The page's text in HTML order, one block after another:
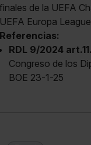
finales de la UEFA
UEFA Europa
Referencias:
RDL 9/2024
Congreso de los
BOE 23-1-25